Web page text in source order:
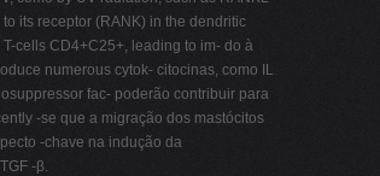
its receptor (RANK) in the dendritic
cells CD4+C25+, leading to im- do à
numerous cytok- citocinas, como IL
fac- poderão contribuir para
-se que a migração dos mastócitos
-chave na indução da
-β.